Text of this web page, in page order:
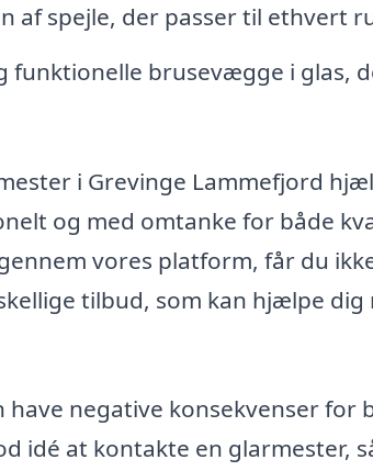
af spejle, der passer til ethvert
funktionelle brusevægge i glas,
i Grevinge Lammefjord
og med omtanke for både
vores platform, får du
tilbud, som kan hjælpe dig
negative konsekvenser for
idé at kontakte en glarmester,